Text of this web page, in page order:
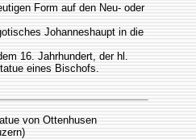
Form auf den Neu- oder
Johanneshaupt in die
16. Jahrhundert, der hl.
eines Bischofs.
von Ottenhusen